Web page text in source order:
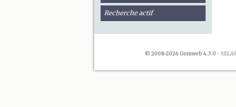
Recherche actif
© 2008-2026 Gemweb 4.3.0-